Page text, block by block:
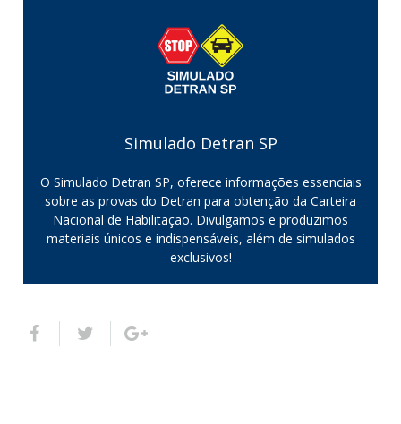
Simulado Detran SP
O Simulado Detran SP, oferece informações essenciais
sobre as provas do Detran para obtenção da Carteira
Nacional de Habilitação. Divulgamos e produzimos
materiais únicos e indispensáveis, além de simulados
exclusivos!